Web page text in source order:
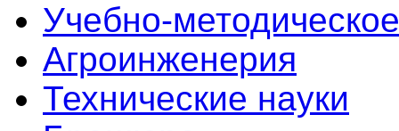
Учебно-
Агроинженерия
Технические науки